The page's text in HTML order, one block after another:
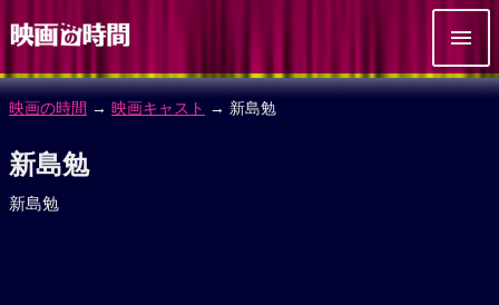
映画の時間 → 映画キャスト → 新島勉
新島勉
新島勉